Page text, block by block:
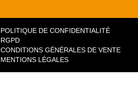
POLITIQUE DE CONFIDENTIALITÉ
RGPD
CONDITIONS GÉNÉRALES DE VENTE
MENTIONS LÉGALES